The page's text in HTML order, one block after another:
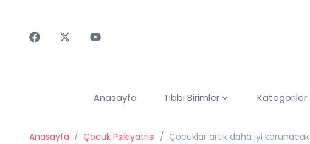
Anasayfa Tıbbi Birimler Kategoriler
Anasayfa / Çocuk Psikiyatrisi / Çocuklar artık daha iyi korunacak